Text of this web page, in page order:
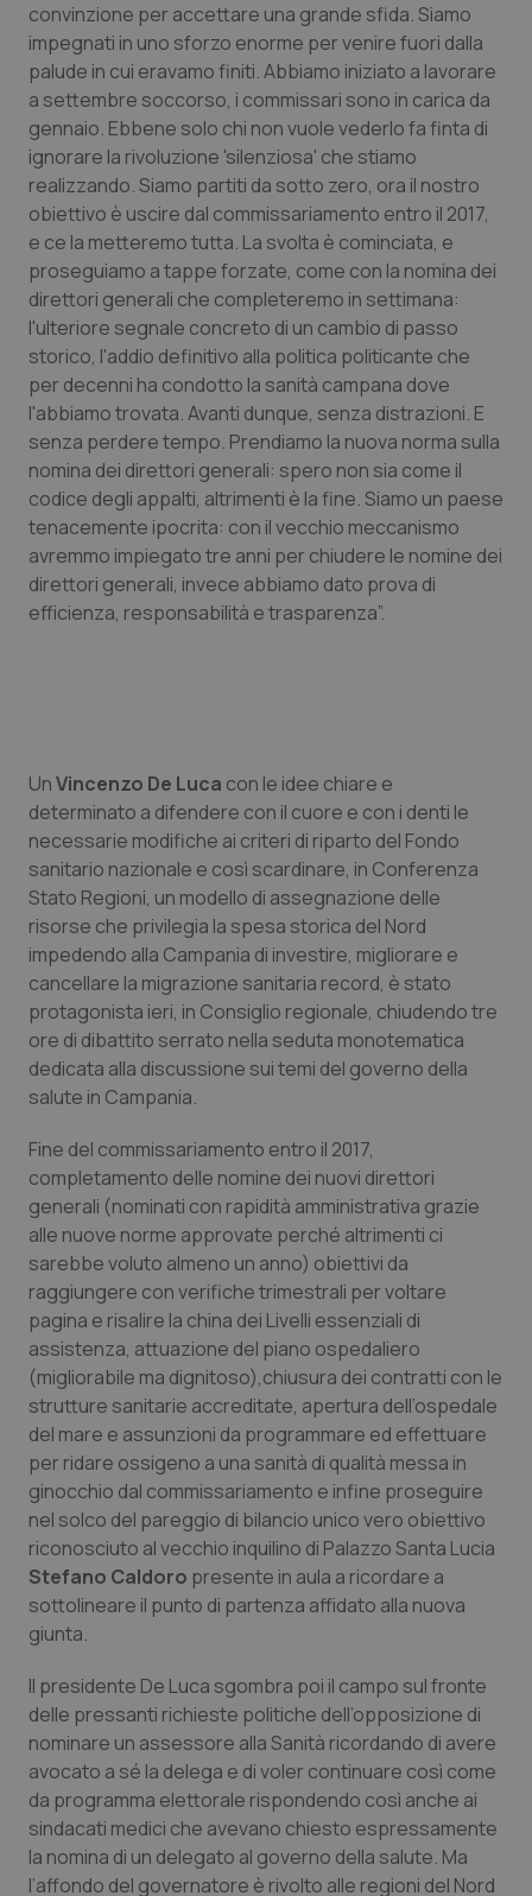
Lazio
Liguria
Lombardia
Marche
Molise
Piemonte
Provincia Autonoma di Bolzano
Provincia Autonoma di Trento
Puglia
Sardegna
Umbria
Valle D’Aosta
Veneto
Diabete & glucometri
Disturbi dell’umore
Dolore
Donna & Salute
Epatiti
HIV
Infezioni & Febbre
Ipertensione & Scompenso
Malattie rare
Malattia di Crohn & Rettocolite Ulcerosa
Oftalmologia
Oncodermatologia
Oncoematologia
Oncologia & Nutrizione
Psoriasi & pelle
Quotidiano Cardiologia
Quotidiano Chirurgia
Quotidiano Oncologia
Quotidiano Pediatria
Rene & patologie urogenitali
Salute orale & impianti
Sangue & coagulazione
Tiroide
Tumore al seno
Tumore ovarico
Tumori del Polmone & Testa Collo
Tumori gastrointestinali
Ulcera & Reflusso
Vaccini
convinzione per accettare una grande sfida. Siamo
impegnati in uno sforzo enorme per venire fuori dalla
palude in cui eravamo finiti. Abbiamo iniziato a lavorare
a settembre soccorso, i commissari sono in carica da
gennaio. Ebbene solo chi non vuole vederlo fa finta di
ignorare la rivoluzione 'silenziosa' che stiamo
realizzando. Siamo partiti da sotto zero, ora il nostro
obiettivo è uscire dal commissariamento entro il 2017,
e ce la metteremo tutta. La svolta è cominciata, e
proseguiamo a tappe forzate, come con la nomina dei
direttori generali che completeremo in settimana:
l'ulteriore segnale concreto di un cambio di passo
storico, l'addio definitivo alla politica politicante che
per decenni ha condotto la sanità campana dove
l'abbiamo trovata. Avanti dunque, senza distrazioni. E
senza perdere tempo. Prendiamo la nuova norma sulla
nomina dei direttori generali: spero non sia come il
codice degli appalti, altrimenti è la fine. Siamo un paese
tenacemente ipocrita: con il vecchio meccanismo
avremmo impiegato tre anni per chiudere le nomine dei
direttori generali, invece abbiamo dato prova di
efficienza, responsabilità e trasparenza”.
UnVincenzo De Luca con le idee chiare e
determinato a difendere con il cuore e con i denti le
necessarie modifiche ai criteri di riparto del Fondo
sanitario nazionale e così scardinare, in Conferenza
Stato Regioni, un modello di assegnazione delle
risorse che privilegia la spesa storica del Nord
impedendo alla Campania di investire, migliorare e
cancellare la migrazione sanitaria record, è stato
protagonista ieri, in Consiglio regionale, chiudendo tre
ore di dibattito serrato nella seduta monotematica
dedicata alla discussione sui temi del governo della
salute in Campania.
Fine del commissariamento entro il 2017,
completamento delle nomine dei nuovi direttori
generali (nominati con rapidità amministrativa grazie
alle nuove norme approvate perché altrimenti ci
sarebbe voluto almeno un anno) obiettivi da
raggiungere con verifiche trimestrali per voltare
pagina e risalire la china dei Livelli essenziali di
assistenza, attuazione del piano ospedaliero
(migliorabile ma dignitoso),chiusura dei contratti con le
strutture sanitarie accreditate, apertura dell’ospedale
del mare e assunzioni da programmare ed effettuare
per ridare ossigeno a una sanità di qualità messa in
ginocchio dal commissariamento e infine proseguire
nel solco del pareggio di bilancio unico vero obiettivo
riconosciuto al vecchio inquilino di Palazzo Santa Lucia
Stefano Caldoro presente in aula a ricordare a
sottolineare il punto di partenza affidato alla nuova
giunta.
Il presidente De Luca sgombra poi il campo sul fronte
delle pressanti richieste politiche dell’opposizione di
nominare un assessore alla Sanità ricordando di avere
avocato a sé la delega e di voler continuare così come
da programma elettorale rispondendo così anche ai
sindacati medici che avevano chiesto espressamente
la nomina di un delegato al governo della salute. Ma
l’affondo del governatore è rivolto alle regioni del Nord